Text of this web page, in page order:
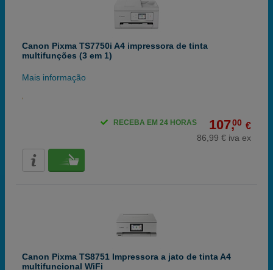
Canon Pixma TS7750i A4 impressora de tinta
multifunções (3 em 1)
Mais informação
107,00 €
86,99 € iva ex
RECEBA EM 24 HORAS
Canon Pixma TS8751 Impressora a jato de tinta A4
multifuncional WiFi